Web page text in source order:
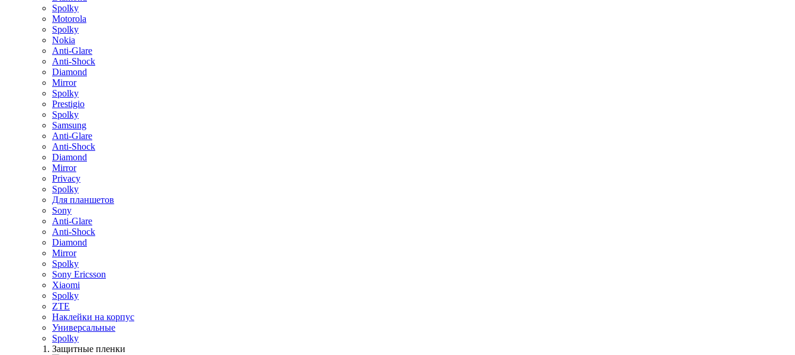
Spolky
Motorola
Spolky
Nokia
Anti-Glare
Anti-Shock
Diamond
Mirror
Spolky
Prestigio
Spolky
Samsung
Anti-Glare
Anti-Shock
Diamond
Mirror
Privacy
Spolky
Для планшетов
Sony
Anti-Glare
Anti-Shock
Diamond
Mirror
Spolky
Sony Ericsson
Xiaomi
Spolky
ZTE
Наклейки на корпус
Универсальные
Spolky
Защитные пленки